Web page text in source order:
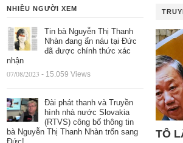
NHIỀU NGƯỜI XEM
Tin bà Nguyễn Thị Thanh
Nhàn đang ẩn náu tại Đức
đã được chính thức xác
nhận
07/08/2023 - 15.059 Views
Đài phát thanh và Truyền
hình nhà nước Slovakia
(RTVS) công bố thông tin
bà Nguyễn Thị Thanh Nhàn trốn sang
TÔ